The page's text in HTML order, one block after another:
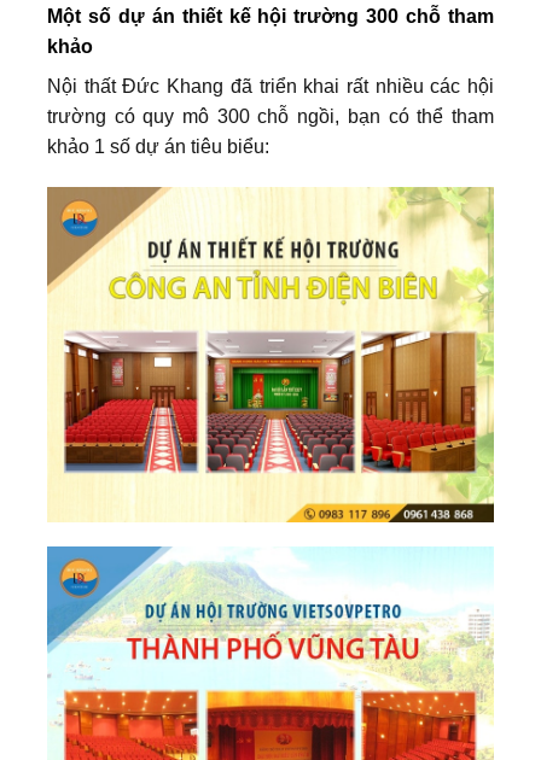
Một số dự án thiết kế hội trường 300 chỗ tham
khảo
Nội thất Đức Khang đã triển khai rất nhiều các hội
trường có quy mô 300 chỗ ngồi, bạn có thể tham
khảo 1 số dự án tiêu biểu: